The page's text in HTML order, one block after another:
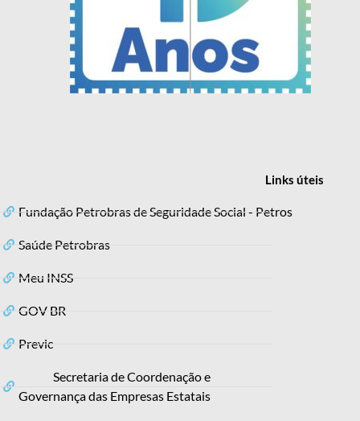
Linksúteis
Fundação Petrobras de Seguridade Social - Petros
Saúde Petrobras
Meu INSS
GOV BR
Previc
Secretaria de Coordenação e
Governança das Empresas Estatais